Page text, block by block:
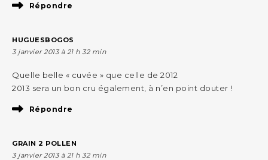
Répondre
HUGUESBOGOS
3 janvier 2013 à 21 h 32 min
Quelle belle « cuvée » que celle de 2012
2013 sera un bon cru également, à n’en point douter !
Répondre
GRAIN 2 POLLEN
3 janvier 2013 à 21 h 32 min